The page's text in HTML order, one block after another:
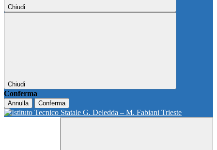
Chiudi
Chiudi
Conferma
Annulla Conferma